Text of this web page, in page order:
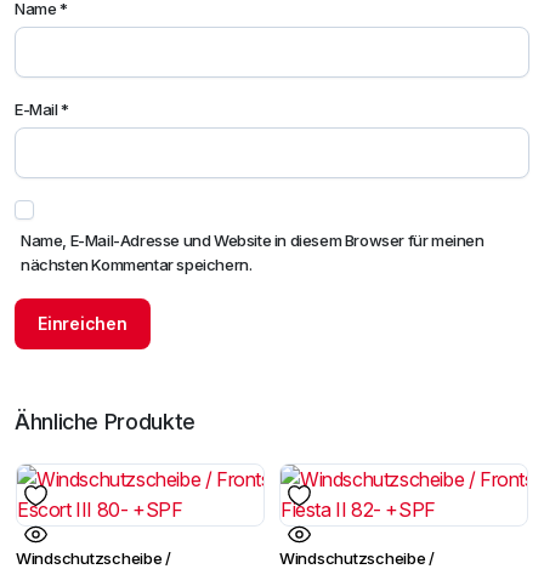
Name*
E-Mail*
Name, E-Mail-Adresse und Website in diesem Browser für meinen
nächsten Kommentar speichern.
Ähnliche Produkte
Windschutzscheibe /
Windschutzscheibe /